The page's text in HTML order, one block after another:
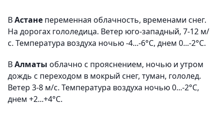
ВАстане переменная облачность, временами снег.
На дорогах гололедица. Ветер юго-западный, 7-12 м/
с. Температура воздуха ночью -4...-6°C, днем 0...-2°C.
ВАлматы облачно с прояснением, ночью и утром
дождь с переходом в мокрый снег, туман, гололед.
Ветер 3-8 м/с. Температура воздуха ночью 0...-2°C,
днем +2...+4°C.